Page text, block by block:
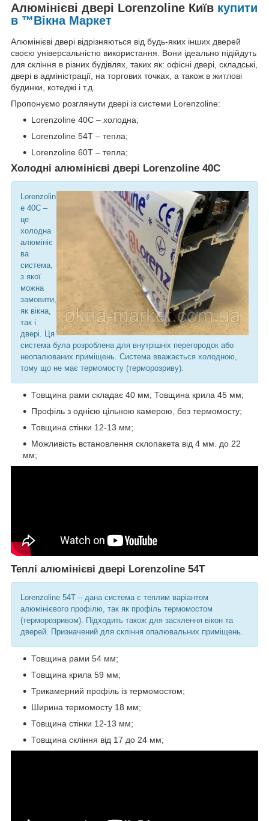
Алюмінієві двері Lorenzoline Київ купити
в ™Вікна Маркет
Алюмінієві двері відрізняються від будь-яких інших дверей
своєю універсальністю використання. Вони ідеально підійдуть
для скління в різних будівлях, таких як: офісні двері, складські,
двері в адміністрації, на торгових точках, а також в житлові
будинки, котеджі і т.д.
Пропонуємо розглянути двері із системи Lorenzoline:
Lorenzoline 40C – холодна;
Lorenzoline 54T – тепла;
Lorenzoline 60T – тепла;
Холодні алюмінієві двері Lorenzoline 40C
Lorenzolin
e 40C –
це
холодна
алюмініє
ва
система,
з якої
можна
замовити,
як вікна,
так і
двері. Ця
система була розроблена для внутрішніх перегородок або
неопалюваних приміщень. Система вважається холодною,
тому що не має термомосту (терморозриву).
Товщина рами складає 40 мм; Товщина крила 45 мм;
Профіль з однією цільною камерою, без термомосту;
Товщина стінки 12-13 мм;
Можливість встановлення склопакета від 4 мм. до 22
мм;
Теплі алюмінієві двері Lorenzoline 54T
Lorenzoline 54T – дана система є теплим варіантом
алюмінієвого профілю, так як профіль термомостом
(терморозривом). Підходить також для засклення вікон та
дверей. Призначений для скління опалювальних приміщень.
Товщина рами 54 мм;
Товщина крила 59 мм;
Трикамерний профіль із термомостом;
Ширина термомосту 18 мм;
Товщина стінки 12-13 мм;
Товщина скління від 17 до 24 мм;